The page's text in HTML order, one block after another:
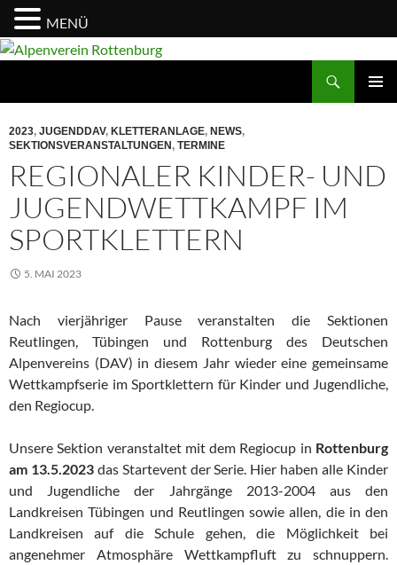
Zum
2023, JUGENDDAV, KLETTERANLAGE, NEWS,
SEKTIONSVERANSTALTUNGEN , TERMINE
REGIONALER KINDER- UND
JUGENDWETTKAMPF IM
SPORTKLETTERN
5. MAI 2023
Nach vierjähriger Pause veranstalten die Sektionen
Reutlingen, Tübingen und Rottenburg des Deutschen
Alpenvereins (DAV) in diesem Jahr wieder eine gemeinsame
Wettkampfserie im Sportklettern für Kinder und Jugendliche,
den Regiocup.
Unsere Sektion veranstaltet mit dem Regiocup in Rottenburg
am 13.5.2023das Startevent der Serie. Hier haben alle Kinder
und Jugendliche der Jahrgänge 2013-2004 aus den
Landkreisen Tübingen und Reutlingen sowie allen, die in den
Landkreisen auf die Schule gehen, die Möglichkeit bei
angenehmer Atmosphäre Wettkampfluft zu schnuppern.
MENÜ